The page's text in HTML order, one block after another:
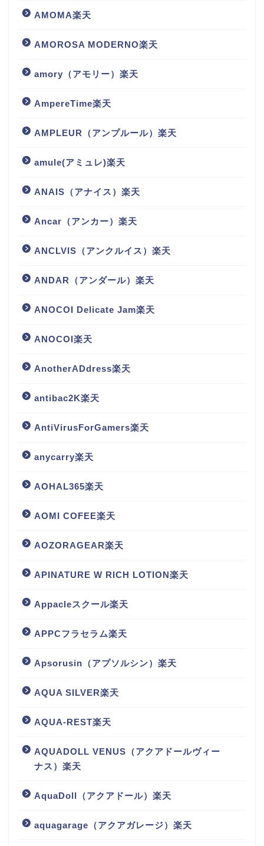
AMOMA楽天
AMOROSA MODERNO楽天
amory（アモリー）楽天
AmpereTime楽天
AMPLEUR（アンプルール）楽天
amule(アミュレ)楽天
ANAIS（アナイス）楽天
Ancar（アンカー）楽天
ANCLVIS（アンクルイス）楽天
ANDAR（アンダール）楽天
ANOCOI Delicate Jam楽天
ANOCOI楽天
AnotherADdress楽天
antibac2K楽天
AntiVirusForGamers楽天
anycarry楽天
AOHAL365楽天
AOMI COFEE楽天
AOZORAGEAR楽天
APINATURE W RICH LOTION楽天
Appacleスクール楽天
APPCフラセラム楽天
Apsorusin（アプソルシン）楽天
AQUA SILVER楽天
AQUA-REST楽天
AQUADOLL VENUS（アクアドールヴィー
ナス）楽天
AquaDoll（アクアドール）楽天
aquagarage（アクアガレージ）楽天